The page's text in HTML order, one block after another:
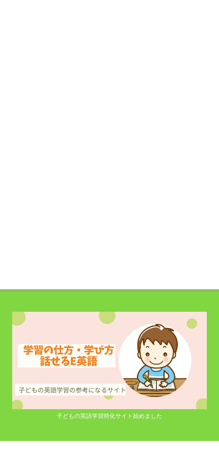
子どもの英語学習特化サイト始めました